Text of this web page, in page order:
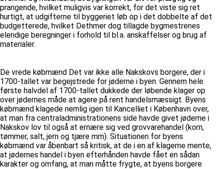
prangende, hvilket muligvis var korrekt, for det viste sig ret
hurtigt, at udgifterne til byggeriet løb op i det dobbelte af det
budgetterede, hvilket Dethmer dog tillagde bygmestrenes
elendige beregninger i forhold til bl.a. anskaffelser og brug af
materialer.
De vrede købmænd Det var ikke alle Nakskovs borgere, der i
1700-tallet var begejstrede for jøderne i byen. Gennem hele
første halvdel af 1700-tallet dukkede der løbende klager op
over jødernes måde at agere på rent handelsmæssigt. Byens
købmænd klagede nemlig igen til Kancelliet i København over,
at man fra centraladministrationens side havde givet jøderne i
Nakskov lov til også at ernære sig ved grovvarehandel (korn,
tømmer, salt, jern og tjære mm). Situationen for byens
købmænd var åbenbart så kritisk, at de i en af klagerne mente,
at jødernes handel i byen efterhånden havde fået en sådan
karakter og omfang, at man måtte frygte, at byens borgere